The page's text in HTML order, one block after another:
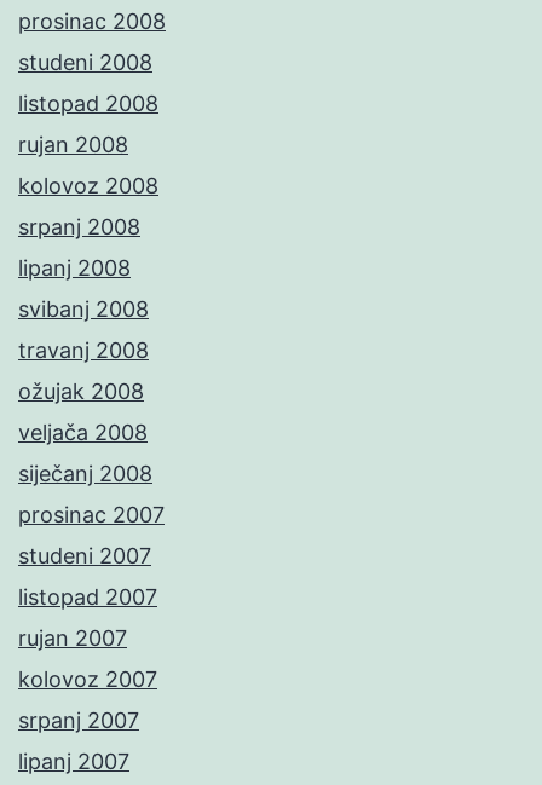
prosinac 2008
studeni 2008
listopad 2008
rujan 2008
kolovoz 2008
srpanj 2008
lipanj 2008
svibanj 2008
travanj 2008
ožujak 2008
veljača 2008
siječanj 2008
prosinac 2007
studeni 2007
listopad 2007
rujan 2007
kolovoz 2007
srpanj 2007
lipanj 2007